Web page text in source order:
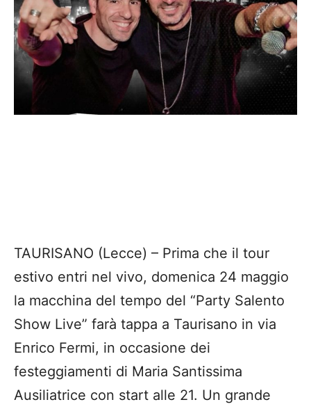
TAURISANO (Lecce) – Prima che il tour
estivo entri nel vivo, domenica 24 maggio
la macchina del tempo del “Party Salento
Show Live” farà tappa a Taurisano in via
Enrico Fermi, in occasione dei
festeggiamenti di Maria Santissima
Ausiliatrice con start alle 21. Un grande